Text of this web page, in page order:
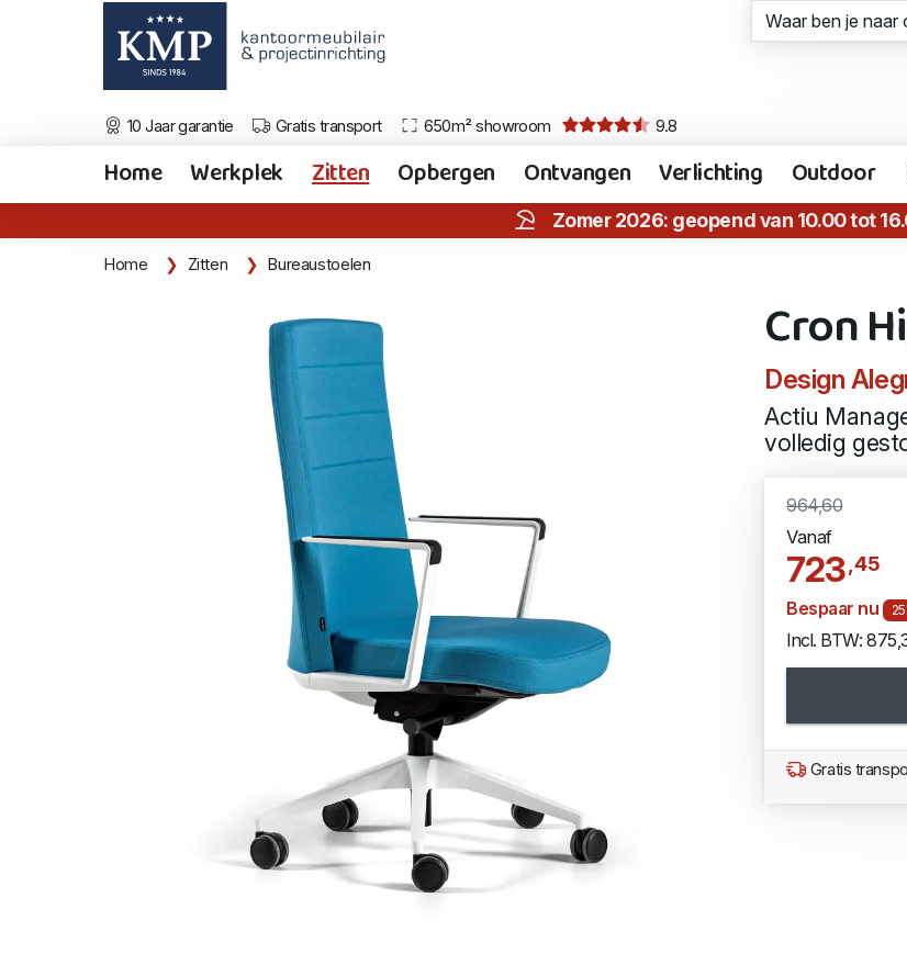
10 Jaar garantie Gratis transport 650m² showroom 9.8
Home Werkplek Zitten Opbergen Ontvangen Verlichting Outdoor
Zomer 2026: geopend van 10.00 tot
Home Zitten Bureaustoelen
Cron
Design
Actiu
volledig
964,60
Vanaf
723,45
Bespaar nu
Incl. BTW:
Gratis